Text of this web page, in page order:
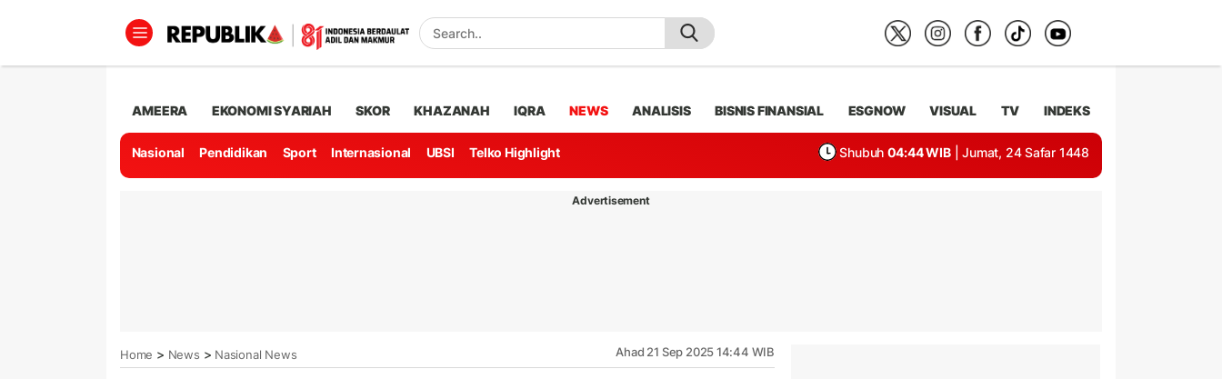
AMEERA EKONOMI SYARIAH SKOR KHAZANAH IQRA NEWS ANALISIS BISNIS FINANSIAL ESGNOW VISUAL TV INDEKS
Nasional Pendidikan Sport Internasional UBSI Telko Highlight Shubuh 04:44 WIB | Jumat, 24 Safar 1448
Advertisement
Home > News > Nasional News Ahad 21 Sep 2025 14:44 WIB